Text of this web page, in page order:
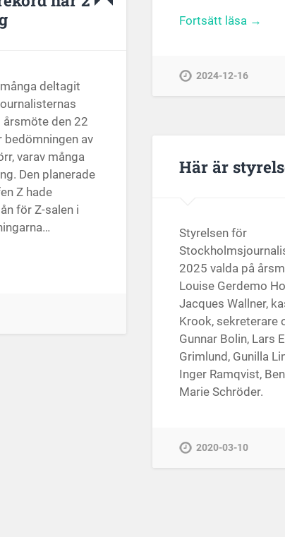
Fortsätt läsa →
2024-12-16
deltagit
den 22
bedömningen av
varav många
Den planerade
Z hade
för Z-salen i
Här är
Styrelsen för
2025 valda på
Louise Gerdemo
Jacques Wallner,
Krook, sekreterare
Gunnar Bolin, Lars
Grimlund, Gunilla
Inger Ramqvist,
Marie Schröder.
2020-03-10